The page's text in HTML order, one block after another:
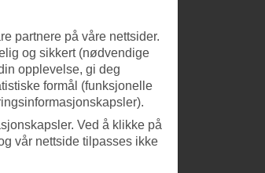
partnere på våre nettsider.
og sikkert (nødvendige
opplevelse, gi deg
formål (funksjonelle
Ved å klikke på
vår nettside tilpasses ikke